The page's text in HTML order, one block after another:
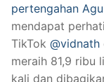
pertengahan
mendapat
TikTok @vidnath
meraih 81,9 ribu
kali dan